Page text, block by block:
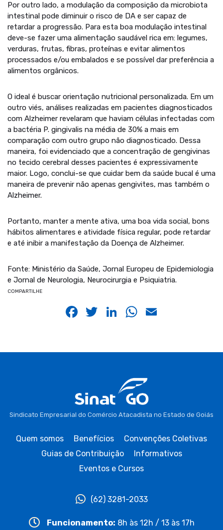
Por outro lado, a modulação da composição da microbiota
intestinal pode diminuir o risco de DA e ser capaz de
retardar a progressão. Para esta boa modulação intestinal
deve-se fazer uma alimentação saudável rica em: legumes,
verduras, frutas, fibras, proteínas e evitar alimentos
processados e/ou embalados e se possível dar preferência a
alimentos orgânicos.
O ideal é buscar orientação nutricional personalizada. Em um
outro viés, análises realizadas em pacientes diagnosticados
com Alzheimer revelaram que haviam células infectadas com
a bactéria P. gingivalis na média de 30% a mais em
comparação com outro grupo não diagnosticado. Dessa
maneira, foi evidenciado que a concentração de gengivinas
no tecido cerebral desses pacientes é expressivamente
maior. Logo, conclui-se que cuidar bem da saúde bucal é uma
maneira de prevenir não apenas gengivites, mas também o
Alzheimer.
Portanto, manter a mente ativa, uma boa vida social, bons
hábitos alimentares e atividade física regular, pode retardar
e até inibir a manifestação da Doença de Alzheimer.
Fonte: Ministério da Saúde, Jornal Europeu de Epidemiologia
e Jornal de Neurologia, Neurocirurgia e Psiquiatria.
COMPARTILHE
Facebook
Twitter
LinkedIn
WhatsApp
Sindicato Empresarial do Comércio Atacadista no Estado de Goiás
Quem somos Benefícios
Convenções Coletivas
Guias de Contribuição
Informativos
Eventos e Cursos
(62) 3281-2033
Funcionamento: 8h às 12h / 13 às 17h